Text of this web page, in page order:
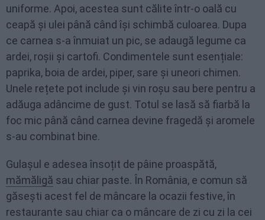
uniforme. Apoi, acestea sunt călite într-o oală cu
ceapă și ulei până când își schimbă culoarea. Dupa
ce carnea s-a înmuiat un pic, se adaugă legume ca
ardei, roșii și cartofi. Condimentele sunt esențiale:
paprika, boia de ardei, piper, sare și uneori chimen.
Unele rețete pot include și vin roșu sau bere pentru a
adăuga adâncime de gust. Totul se lasă să fiarbă la
foc mic până când carnea devine fragedă și aromele
s-au combinat bine.
Gulașul e adesea însoțit de pâine proaspătă,
mămăligă sau chiar paste. În România, e comun să
găsești acest fel de mâncare la ocazii festive, în
restaurante sau chiar ca o mâncare de zi cu zi la cei